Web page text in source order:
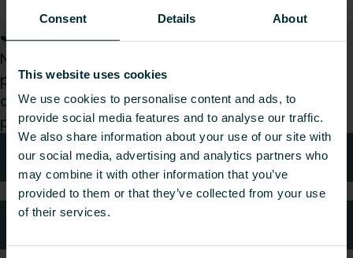
Consent Details About
This website uses cookies
We use cookies to personalise content and ads, to
provide social media features and to analyse our traffic.
We also share information about your use of our site with
our social media, advertising and analytics partners who
may combine it with other information that you’ve
provided to them or that they’ve collected from your use
of their services.
Jak możemy Ci pomóc?
Niezależnie od tego, czy jesteś architektem,
projektantem, instalatorem, pracownikiem
dystrybucji, czy użytkownikiem końcowym z
przyjemnością zajmiemy się Twoim zapytaniem.
Wsparcie